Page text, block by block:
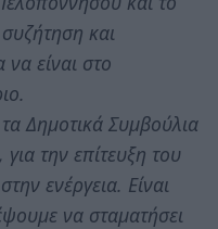
και
είναι στο
Δημοτικά Συμβούλια
την επίτευξη του
ενέργεια. Είναι
να σταματήσει